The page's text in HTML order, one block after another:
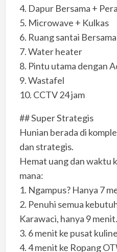
4. Dapur Bersama +
5. Microwave + Kulkas
6. Ruang santai Bersama
7. Water heater
8. Pintu utama dengan
9. Wastafel
10. CCTV 24 jam
## Super Strategis
Hunian berada di
dan strategis.
Hemat uang dan waktu
mana:
1. Ngampus? Hanya 7
2. Penuhi semua
Karawaci, hanya 9 menit.
3. 6 menit ke pusat
4. 4 menit ke Ropang